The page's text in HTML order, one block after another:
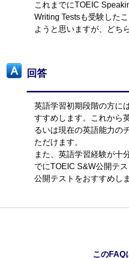
これまでにTOEIC
Writing Testsも受験した
ようと思いますが、どち
回答
英語学習初期段階の方に
すすめします。これから
るいは現在の英語能力の
ただけます。
また、英語学習経験が十
でにTOEIC S&W公開テ
公開テストをおすすめしま
このFAQ